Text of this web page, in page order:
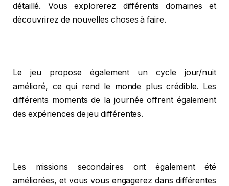
détaillé. Vous explorerez différents domaines et
découvrirez de nouvelles choses à faire.
Le jeu propose également un cycle jour/nuit
amélioré, ce qui rend le monde plus crédible. Les
différents moments de la journée offrent également
des expériences de jeu différentes.
Les missions secondaires ont également été
améliorées, et vous vous engagerez dans différentes